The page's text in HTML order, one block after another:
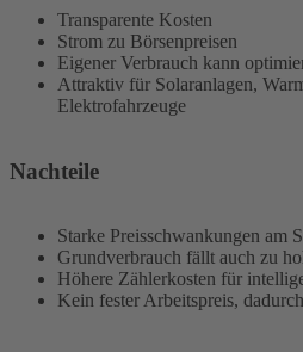
Transparente Kosten
Strom zu Börsenpreisen
Eigener Verbrauch kann
Attraktiv für Solaranlagen,
Elektrofahrzeuge
Nachteile
Starke Preisschwankungen am
Grundverbrauch fällt auch zu
Höhere Zählerkosten für
Kein fester Arbeitspreis,